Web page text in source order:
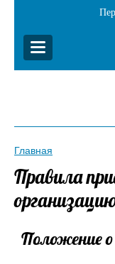
Главная
Правила
Положение